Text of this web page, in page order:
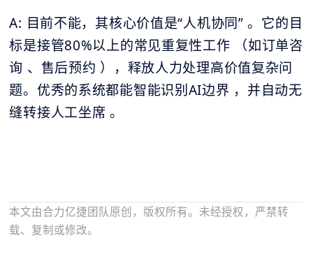
A: 目前不能，其核心价值是“人机协同” 。它的目
标是接管80%以上的常见重复性工作 （如订单咨
询 、售后预约 ），释放人力处理高价值复杂问
题。优秀的系统都能智能识别AI边界 ，并自动无
缝转接人工坐席 。
本文由合力亿捷团队原创，版权所有。未经授权，严禁转
载、复制或修改。